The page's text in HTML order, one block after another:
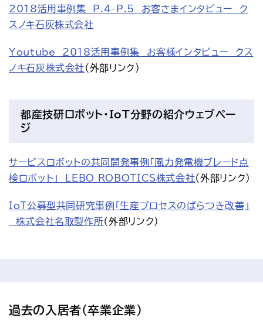
2018活用事例集　P.4-P.5　お客さまインタビュー　ク
スノキ石灰株式会社
Youtube　2018活用事例集　お客様インタビュー　クス
ノキ石灰株式会社（外部リンク）
都産技研ロボット・IoT分野の紹介ウェブペー
ジ
サービスロボットの共同開発事例「風力発電機ブレード点
検ロボット」　LEBO ROBOTICS株式会社（外部リンク）
IoT公募型共同研究事例「生産プロセスのばらつき改善」
株式会社名取製作所（外部リンク）
過去の入居者（卒業企業）